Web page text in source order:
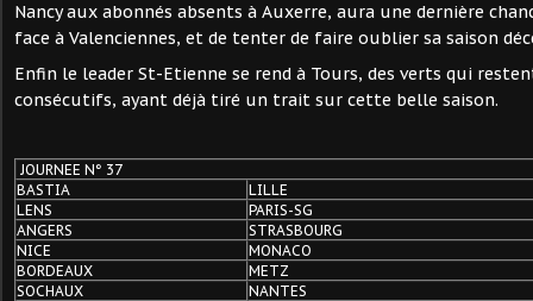
Nancy aux abonnés absents à Auxerre, aura une dernière
face à Valenciennes, et de tenter de faire oublier sa saison
Enfin le leader St-Etienne se rend à Tours, des verts qui
consécutifs, ayant déjà tiré un trait sur cette belle saison.
JOURNEE N° 37
BASTIA
LILLE
LENS
PARIS-SG
ANGERS
STRASBOURG
NICE
MONACO
BORDEAUX
METZ
SOCHAUX
NANTES